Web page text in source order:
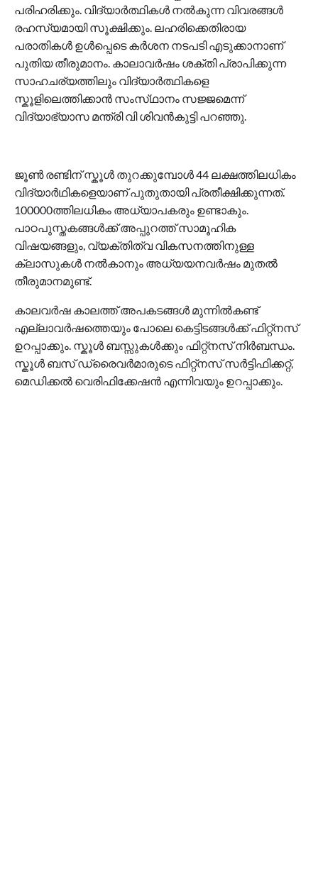
പരിഹരിക്കും. വിദ്യാർത്ഥികൾ നൽകുന്ന വിവരങ്ങൾ
രഹസ്യമായി സൂക്ഷിക്കും. ലഹരിക്കെതിരായ
പരാതികൾ ഉൾപ്പെടെ കർശന നടപടി എടുക്കാനാണ്
പുതിയ തീരുമാനം. കാലാവർഷം ശക്തി പ്രാപിക്കുന്ന
സാഹചര്യത്തിലും വിദ്യാർത്ഥികളെ
സ്കൂളിലെത്തിക്കാൻ സംസ്‌ഥാനം സജ്ജമെന്ന്
വിദ്യാഭ്യാസ മന്ത്രി വി ശിവൻകുട്ടി പറഞ്ഞു.
ജൂൺ രണ്ടിന് സ്കൂൾ തുറക്കുമ്പോൾ 44 ലക്ഷത്തിലധികം
വിദ്യാർഥികളെയാണ് പുതുതായി പ്രതീക്ഷിക്കുന്നത്.
100000ത്തിലധികം അധ്യാപകരും ഉണ്ടാകും.
പാഠപുസ്തകങ്ങൾക്ക് അപ്പുറത്ത് സാമൂഹിക
വിഷയങ്ങളും, വ്യക്തിത്വ വികസനത്തിനുള്ള
ക്ലാസുകൾ നൽകാനും അധ്യയനവർഷം മുതൽ
തീരുമാനമുണ്ട്.
കാലവർഷ കാലത്ത് അപകടങ്ങൾ മുന്നിൽകണ്ട്
എല്ലാവർഷത്തെയും പോലെ കെട്ടിടങ്ങൾക്ക് ഫിറ്റ്നസ്
ഉറപ്പാക്കും. സ്കൂൾ ബസ്സുകൾക്കും ഫിറ്റ്നസ് നിർബന്ധം.
സ്കൂൾ ബസ് ഡ്രൈവർമാരുടെ ഫിറ്റ്നസ് സർട്ടിഫിക്കറ്റ്,
മെഡിക്കൽ വെരിഫിക്കേഷൻ എന്നിവയും ഉറപ്പാക്കും.